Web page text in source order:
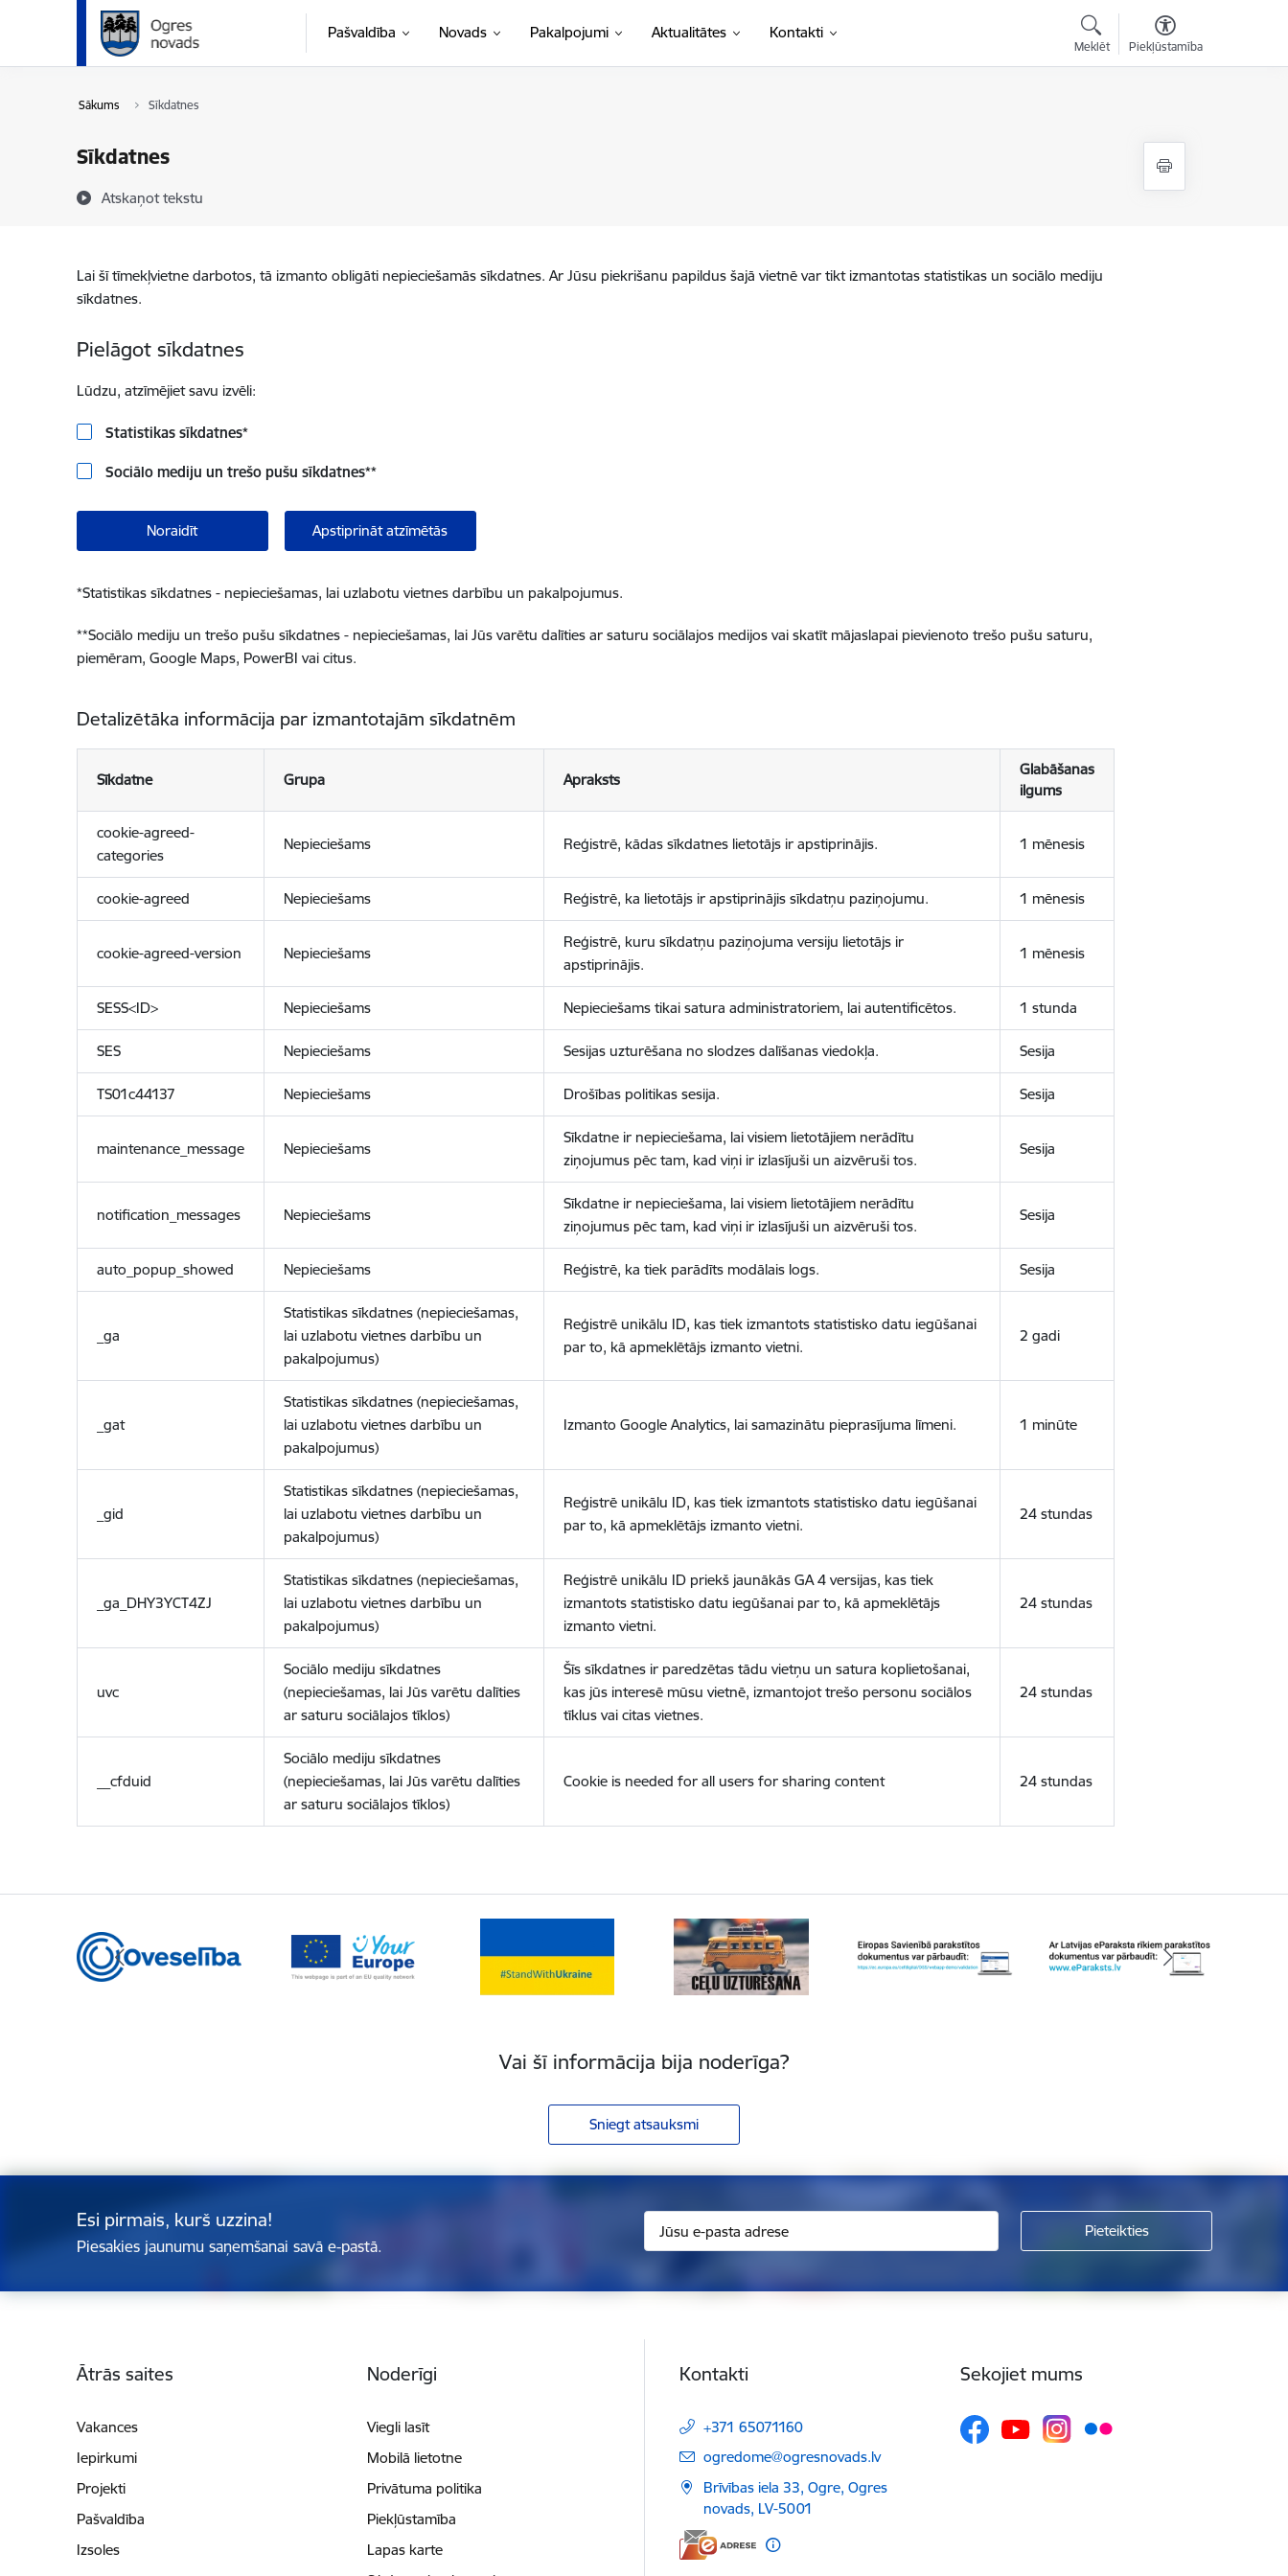
Pāriet uz lapas saturu
Pašvaldība Novads Pakalpojumi Aktualitātes Kontakti
Meklēt Piekļūstamība
Sākums Sīkdatnes
Sīkdatnes
Atskaņot tekstu
Lai šī tīmekļvietne darbotos, tā izmanto obligāti nepieciešamās sīkdatnes. Ar Jūsu piekrišanu papildus šajā vietnē var tikt izmantotas statistikas un sociālo mediju
sīkdatnes.
Pielāgot sīkdatnes
Lūdzu, atzīmējiet savu izvēli:
Statistikas sīkdatnes*
Sociālo mediju un trešo pušu sīkdatnes**
Noraidīt Apstiprināt atzīmētās
*Statistikas sīkdatnes - nepieciešamas, lai uzlabotu vietnes darbību un pakalpojumus.
**Sociālo mediju un trešo pušu sīkdatnes - nepieciešamas, lai Jūs varētu dalīties ar saturu sociālajos medijos vai skatīt mājaslapai pievienoto trešo pušu saturu,
piemēram, Google Maps, PowerBI vai citus.
Detalizētāka informācija par izmantotajām sīkdatnēm
Sīkdatne Grupa Apraksts
Glabāšanas
ilgums
cookie-agreed-
categories
Nepieciešams Reģistrē, kādas sīkdatnes lietotājs ir apstiprinājis. 1 mēnesis
cookie-agreed Nepieciešams Reģistrē, ka lietotājs ir apstiprinājis sīkdatņu paziņojumu. 1 mēnesis
cookie-agreed-version Nepieciešams
Reģistrē, kuru sīkdatņu paziņojuma versiju lietotājs ir
apstiprinājis.
1 mēnesis
SESS<ID> Nepieciešams Nepieciešams tikai satura administratoriem, lai autentificētos. 1 stunda
SES Nepieciešams Sesijas uzturēšana no slodzes dalīšanas viedokļa. Sesija
TS01c44137 Nepieciešams Drošības politikas sesija. Sesija
maintenance_message Nepieciešams
Sīkdatne ir nepieciešama, lai visiem lietotājiem nerādītu
ziņojumus pēc tam, kad viņi ir izlasījuši un aizvēruši tos.
Sesija
notification_messages Nepieciešams
Sīkdatne ir nepieciešama, lai visiem lietotājiem nerādītu
ziņojumus pēc tam, kad viņi ir izlasījuši un aizvēruši tos.
Sesija
auto_popup_showed Nepieciešams Reģistrē, ka tiek parādīts modālais logs. Sesija
_ga
Statistikas sīkdatnes (nepieciešamas,
lai uzlabotu vietnes darbību un
pakalpojumus)
Reģistrē unikālu ID, kas tiek izmantots statistisko datu iegūšanai
par to, kā apmeklētājs izmanto vietni.
2 gadi
_gat
Statistikas sīkdatnes (nepieciešamas,
lai uzlabotu vietnes darbību un
pakalpojumus)
Izmanto Google Analytics, lai samazinātu pieprasījuma līmeni. 1 minūte
_gid
Statistikas sīkdatnes (nepieciešamas,
lai uzlabotu vietnes darbību un
pakalpojumus)
Reģistrē unikālu ID, kas tiek izmantots statistisko datu iegūšanai
par to, kā apmeklētājs izmanto vietni.
24 stundas
_ga_DHY3YCT4ZJ
Statistikas sīkdatnes (nepieciešamas,
lai uzlabotu vietnes darbību un
pakalpojumus)
Reģistrē unikālu ID priekš jaunākās GA 4 versijas, kas tiek
izmantots statistisko datu iegūšanai par to, kā apmeklētājs
izmanto vietni.
24 stundas
uvc
Sociālo mediju sīkdatnes
(nepieciešamas, lai Jūs varētu dalīties
ar saturu sociālajos tīklos)
Šīs sīkdatnes ir paredzētas tādu vietņu un satura koplietošanai,
kas jūs interesē mūsu vietnē, izmantojot trešo personu sociālos
tīklus vai citas vietnes.
24 stundas
__cfduid
Sociālo mediju sīkdatnes
(nepieciešamas, lai Jūs varētu dalīties
ar saturu sociālajos tīklos)
Cookie is needed for all users for sharing content 24 stundas
Vai šī informācija bija noderīga?
Sniegt atsauksmi
Esi pirmais, kurš uzzina!
Piesakies jaunumu saņemšanai savā e-pastā.
Ātrās saites
Vakances
Iepirkumi
Projekti
Pašvaldība
Izsoles
Noderīgi
Viegli lasīt
Mobilā lietotne
Privātuma politika
Piekļūstamība
Lapas karte
Kontakti
+371 65071160
E-pasts:
ogredome@ogresnovads.lv
Brīvības iela 33, Ogre, Ogres
novads, LV-5001
Sekojiet mums